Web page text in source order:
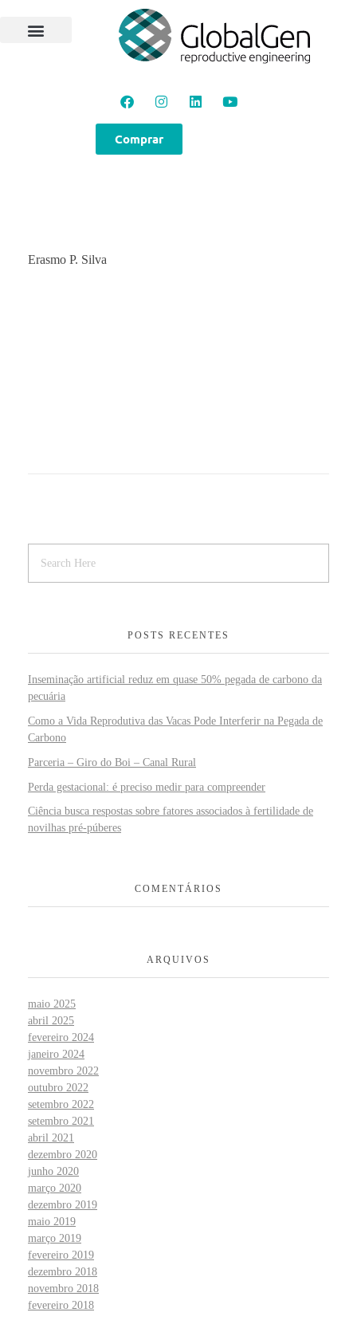
Comprar
Erasmo P. Silva
POSTS RECENTES
Inseminação artificial reduz em quase 50% pegada de carbono da
pecuária
Como a Vida Reprodutiva das Vacas Pode Interferir na Pegada de
Carbono
Parceria – Giro do Boi – Canal Rural
Perda gestacional: é preciso medir para compreender
Ciência busca respostas sobre fatores associados à fertilidade de
novilhas pré-púberes
COMENTÁRIOS
ARQUIVOS
maio 2025
abril 2025
fevereiro 2024
janeiro 2024
novembro 2022
outubro 2022
setembro 2022
setembro 2021
abril 2021
dezembro 2020
junho 2020
março 2020
dezembro 2019
maio 2019
março 2019
fevereiro 2019
dezembro 2018
novembro 2018
fevereiro 2018